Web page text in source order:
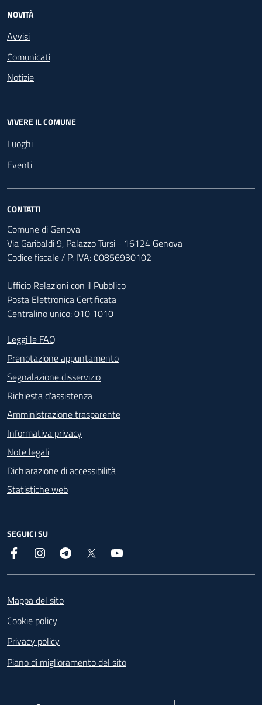
NOVITÀ
Avvisi
Comunicati
Notizie
VIVERE IL COMUNE
Luoghi
Eventi
CONTATTI
Comune di Genova
Via Garibaldi 9, Palazzo Tursi - 16124 Genova
Codice fiscale / P. IVA: 00856930102
Ufficio Relazioni con il Pubblico
Posta Elettronica Certificata
Centralino unico:010 1010
Footer - Contatti
Leggi le FAQ
Prenotazione appuntamento
Segnalazione disservizio
Richiesta d'assistenza
Amministrazione trasparente
Informativa privacy
Note legali
Dichiarazione di accessibilità
Statistiche web
SEGUICI SU
Facebook InstagramTelegram
Mappa del sito
Cookie policy
Privacy policy
Piano di miglioramento del sito